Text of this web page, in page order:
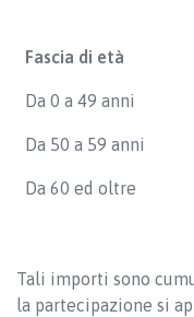
Fascia di età
Da 0 a 49 anni
Da 50 a 59 anni
Da 60 ed oltre
Tali importi sono
la partecipazione si